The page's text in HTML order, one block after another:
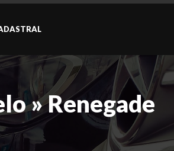
» Renegade